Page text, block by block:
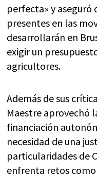
perfecta» y aseguró
presentes en las
desarrollarán en
exigir un
agricultores.
Además de sus
Maestre aprovechó
financiación
necesidad de una
particularidades de
enfrenta retos